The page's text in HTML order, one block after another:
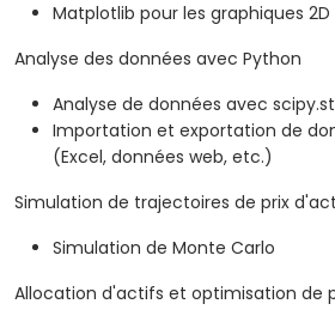
Matplotlib pour les graphiques
Analyse des données avec Python
Analyse de données avec
Importation et exportation de
(Excel, données web, etc.)
Simulation de trajectoires de prix
Simulation de Monte Carlo
Allocation d'actifs et optimisation de